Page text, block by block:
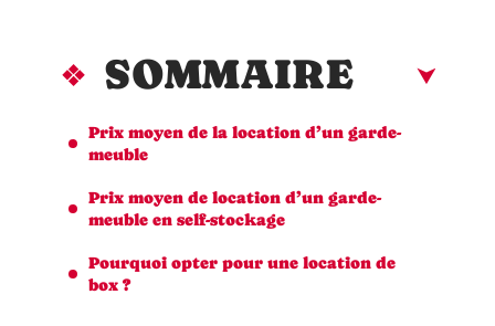
SOMMAIRE
Prix moyen de la location d’un garde-
meuble
Prix moyen de location d’un garde-
meuble en self-stockage
Pourquoi opter pour une location de
box ?